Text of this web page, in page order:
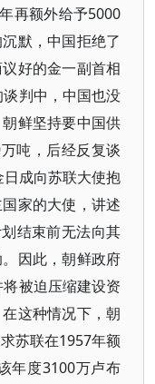
再额外给予5000
默，中国拒绝了
好的金一副首相
判中，中国也没
鲜坚持要中国供
吨，后经反复谈
成向苏联大使抱
家的大使，讲述
结束前无法向其
因此，朝鲜政府
被迫压缩建设资
这种情况下，朝
苏联在1957年额
年度3100万卢布